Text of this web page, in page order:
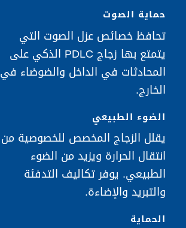
حماية الصوت
تحافظ خصائص عزل الصوت التي
يتمتع بها زجاج PDLC الذكي على
المحادثات في الداخل والضوضاء في
الخارج.
الضوء الطبيعي
يقلل الزجاج المخصص للخصوصية من
انتقال الحرارة ويزيد من الضوء
الطبيعي. يوفر تكاليف التدفئة
والتبريد والإضاءة.
الحماية